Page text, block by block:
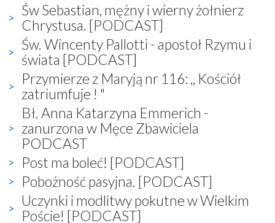
Św Sebastian, mężny i wierny żołnierz
Chrystusa. [PODCAST]
Św. Wincenty Pallotti - apostoł Rzymu i
świata [PODCAST]
Przymierze z Maryją nr 116: ,, Kościół
zatriumfuje ! "
Bł. Anna Katarzyna Emmerich -
zanurzona w Męce Zbawiciela
PODCAST
Post ma boleć! [PODCAST]
Pobożność pasyjna. [PODCAST]
Uczynki i modlitwy pokutne w Wielkim
Poście! [PODCAST]